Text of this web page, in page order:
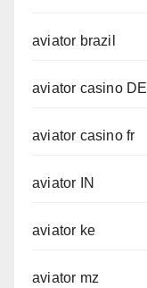
aviator brazil
aviator casino DE
aviator casino fr
aviator IN
aviator ke
aviator mz